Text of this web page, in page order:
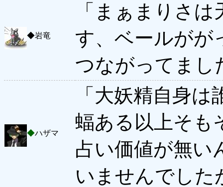
◆岩竜
「まぁまりさ
す、ベールがが
つながってまし
◆ハザマ
「大妖精自身
蝠ある以上そも
占い価値が無
いませんでした